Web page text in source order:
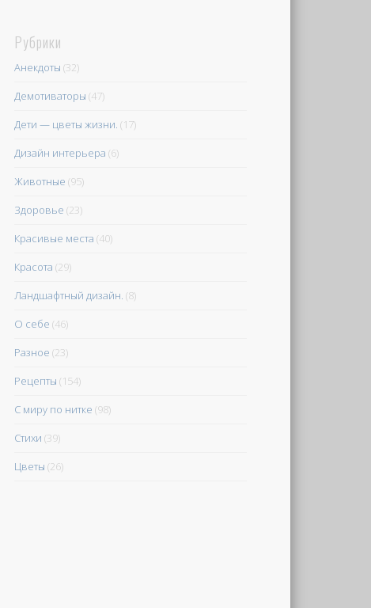
Рубрики
Анекдоты (32)
Демотиваторы (47)
Дети — цветы жизни. (17)
Дизайн интерьера (6)
Животные (95)
Здоровье (23)
Красивые места (40)
Красота (29)
Ландшафтный дизайн. (8)
О себе (46)
Разное (23)
Рецепты (154)
С миру по нитке (98)
Стихи (39)
Цветы (26)